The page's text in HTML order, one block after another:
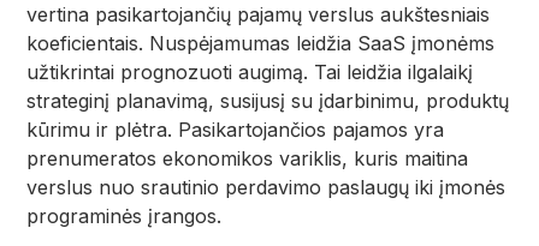
vertina pasikartojančių pajamų verslus aukštesniais
koeficientais. Nuspėjamumas leidžia SaaS įmonėms
užtikrintai prognozuoti augimą. Tai leidžia ilgalaikį
strateginį planavimą, susijusį su įdarbinimu, produktų
kūrimu ir plėtra. Pasikartojančios pajamos yra
prenumeratos ekonomikos variklis, kuris maitina
verslus nuo srautinio perdavimo paslaugų iki įmonės
programinės įrangos.